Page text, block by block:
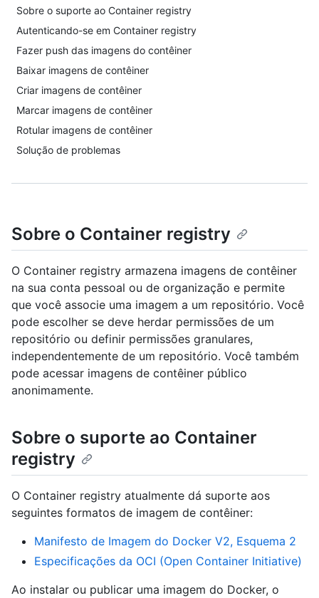
Sobre o suporte ao Container registry
Autenticando-se em Container registry
Fazer push das imagens do contêiner
Baixar imagens de contêiner
Criar imagens de contêiner
Marcar imagens de contêiner
Rotular imagens de contêiner
Solução de problemas
Sobre o Container registry
O Container registry armazena imagens de contêiner
na sua conta pessoal ou de organização e permite
que você associe uma imagem a um repositório. Você
pode escolher se deve herdar permissões de um
repositório ou definir permissões granulares,
independentemente de um repositório. Você também
pode acessar imagens de contêiner público
anonimamente.
Sobre o suporte ao Container
registry
O Container registry atualmente dá suporte aos
seguintes formatos de imagem de contêiner:
Manifesto de Imagem do Docker V2, Esquema 2
Especificações da OCI (Open Container Initiative)
Ao instalar ou publicar uma imagem do Docker, o